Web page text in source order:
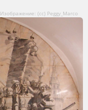
Изображение: (cc) Peggy_Marco